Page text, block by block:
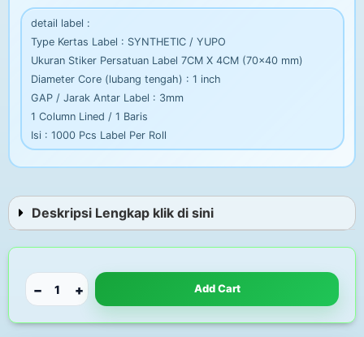
detail label :
Type Kertas Label : SYNTHETIC / YUPO
Ukuran Stiker Persatuan Label 7CM X 4CM (70x40 mm)
Diameter Core (lubang tengah) : 1 inch
GAP / Jarak Antar Label : 3mm
1 Column Lined / 1 Baris
Isi : 1000 Pcs Label Per Roll
Deskripsi Lengkap klik di sini
− + Add Cart